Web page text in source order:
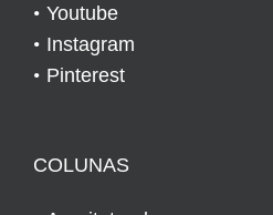
Youtube
Instagram
Pinterest
COLUNAS